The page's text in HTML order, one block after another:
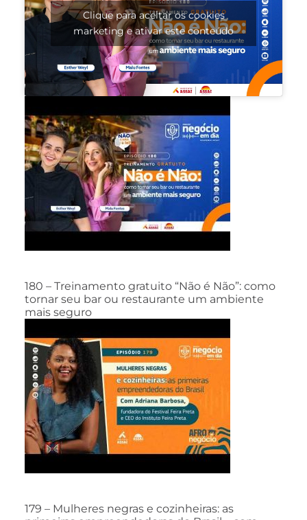
Clique para aceitar os cookies
marketing e ativar este conteúdo
180 – Treinamento gratuito “Não é Não”: como
tornar seu bar ou restaurante um ambiente
mais seguro
179 – Mulheres negras e cozinheiras: as